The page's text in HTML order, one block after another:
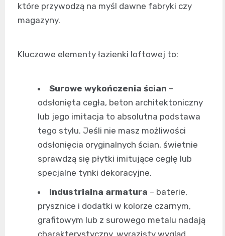
które przywodzą na myśl dawne fabryki czy
magazyny.
Kluczowe elementy łazienki loftowej to:
Surowe wykończenia ścian –
odsłonięta cegła, beton architektoniczny
lub jego imitacja to absolutna podstawa
tego stylu. Jeśli nie masz możliwości
odsłonięcia oryginalnych ścian, świetnie
sprawdzą się płytki imitujące cegłę lub
specjalne tynki dekoracyjne.
Industrialna armatura – baterie,
prysznice i dodatki w kolorze czarnym,
grafitowym lub z surowego metalu nadają
charakterystyczny, wyrazisty wygląd.